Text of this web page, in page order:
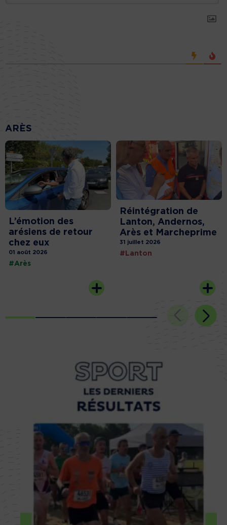
ARÈS
L’émotion des
arésiens de retour
chez eux
01 août 2026
#Arès
Réintégration de
Lanton, Andernos,
Arès et Marcheprime
31 juillet 2026
#Lanton